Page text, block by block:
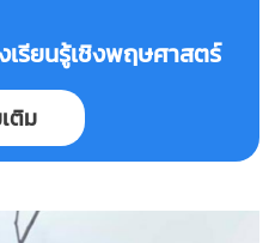
รียนรู้เชิงพฤษศาสตร์
ติม